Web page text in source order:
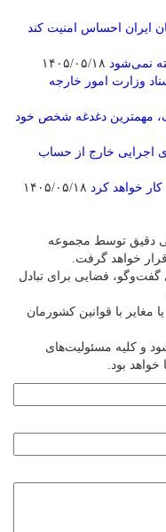
ایران احساس امنیت کند
نمی‌شود
وزارت امور خارجه
مهمترین دغدغه شخص خود
اجرایی خارج از حساب
خواهد کرد
دقیق توسط مجموعه
خواهد گرفت.
فضایی برای تبادل
مغایر با قوانین کشورمان
و کلیه مسئولیت‌های
بود.